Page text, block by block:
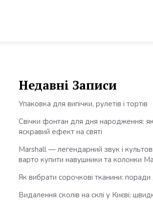
Недавні Записи
Упаковка для випічки, рулетів і тортів
Свічки фонтан для дня народження:
яскравий ефект на святі
Marshall — легендарний звук і
варто купити навушники та колонки
Як вибрати сорочкові тканини:
Видалення сколів на склі у Києві: